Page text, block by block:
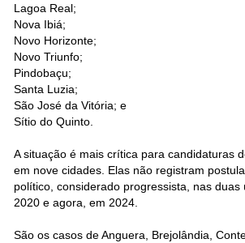
Lagoa Real;
Nova Ibiá;
Novo Horizonte;
Novo Triunfo;
Pindobaçu;
Santa Luzia;
São José da Vitória; e
Sítio do Quinto.
A situação é mais crítica para candidaturas
em nove cidades. Elas não registram
político, considerado progressista, nas duas
2020 e agora, em 2024.
São os casos de Anguera, Brejolândia,